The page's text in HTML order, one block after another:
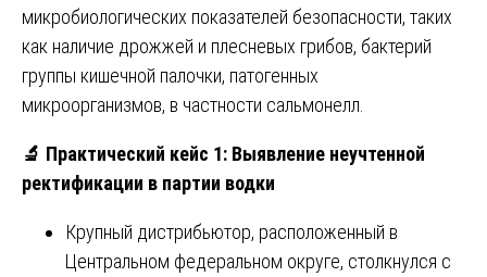
микробиологических показателей безопасности, таких
как наличие дрожжей и плесневых грибов, бактерий
группы кишечной палочки, патогенных
микроорганизмов, в частности сальмонелл.
🔬 Практический кейс 1: Выявление неучтенной
ректификации в партии водки
Крупный дистрибьютор, расположенный в
Центральном федеральном округе, столкнулся с